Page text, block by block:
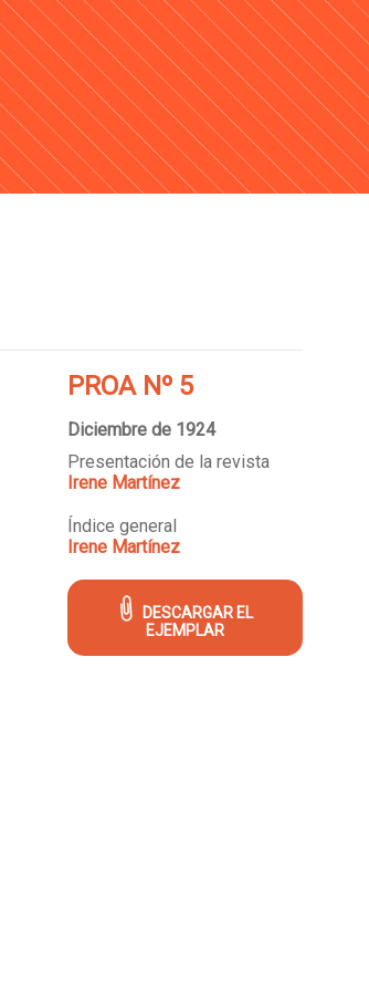
PROA Nº 5
Diciembre de 1924
Presentación de la revista
Irene Martínez
Índice general
Irene Martínez
DESCARGAR EL
EJEMPLAR